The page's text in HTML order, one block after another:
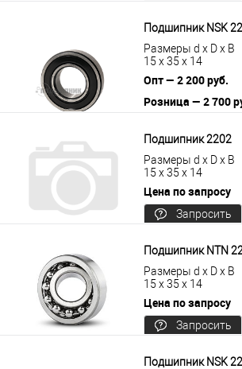
Подшипник NSK
Размеры d x D x B
15 x 35 x 14
Опт — 2 200 руб.
Розница — 2 700
Подшипник 2202
Размеры d x D x B
15 x 35 x 14
Цена по запросу
Запросить
Подшипник NTN
Размеры d x D x B
15 x 35 x 14
Цена по запросу
Запросить
Подшипник NSK